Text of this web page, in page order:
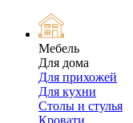
Мебель
Для дома
Для прихожей
Для кухни
Столы и стулья
Кровати